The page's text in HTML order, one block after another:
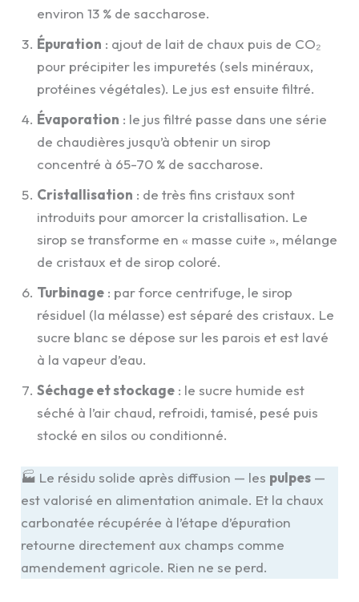
environ 13 % de saccharose.
Épuration : ajout de lait de chaux puis de CO₂
pour précipiter les impuretés (sels minéraux,
protéines végétales). Le jus est ensuite filtré.
Évaporation : le jus filtré passe dans une série
de chaudières jusqu’à obtenir un sirop
concentré à 65-70 % de saccharose.
Cristallisation : de très fins cristaux sont
introduits pour amorcer la cristallisation. Le
sirop se transforme en « masse cuite », mélange
de cristaux et de sirop coloré.
Turbinage : par force centrifuge, le sirop
résiduel (la mélasse) est séparé des cristaux. Le
sucre blanc se dépose sur les parois et est lavé
à la vapeur d’eau.
Séchage et stockage : le sucre humide est
séché à l’air chaud, refroidi, tamisé, pesé puis
stocké en silos ou conditionné.
🏭 Le résidu solide après diffusion — les pulpes —
est valorisé en alimentation animale. Et la chaux
carbonatée récupérée à l’étape d’épuration
retourne directement aux champs comme
amendement agricole. Rien ne se perd.